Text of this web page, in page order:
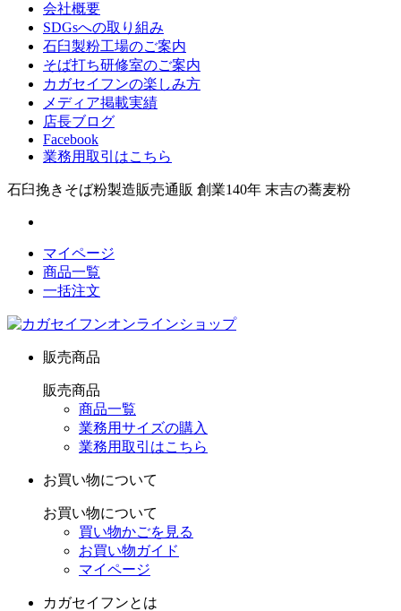
会社概要
SDGsへの取り組み
石臼製粉工場のご案内
そば打ち研修室のご案内
カガセイフンの楽しみ方
メディア掲載実績
店長ブログ
Facebook
業務用取引はこちら
石臼挽きそば粉製造販売通販 創業140年 末吉の蕎麦粉
マイページ
商品一覧
一括注文
販売商品
販売商品
商品一覧
業務用サイズの購入
業務用取引はこちら
お買い物について
お買い物について
買い物かごを見る
お買い物ガイド
マイページ
カガセイフンとは